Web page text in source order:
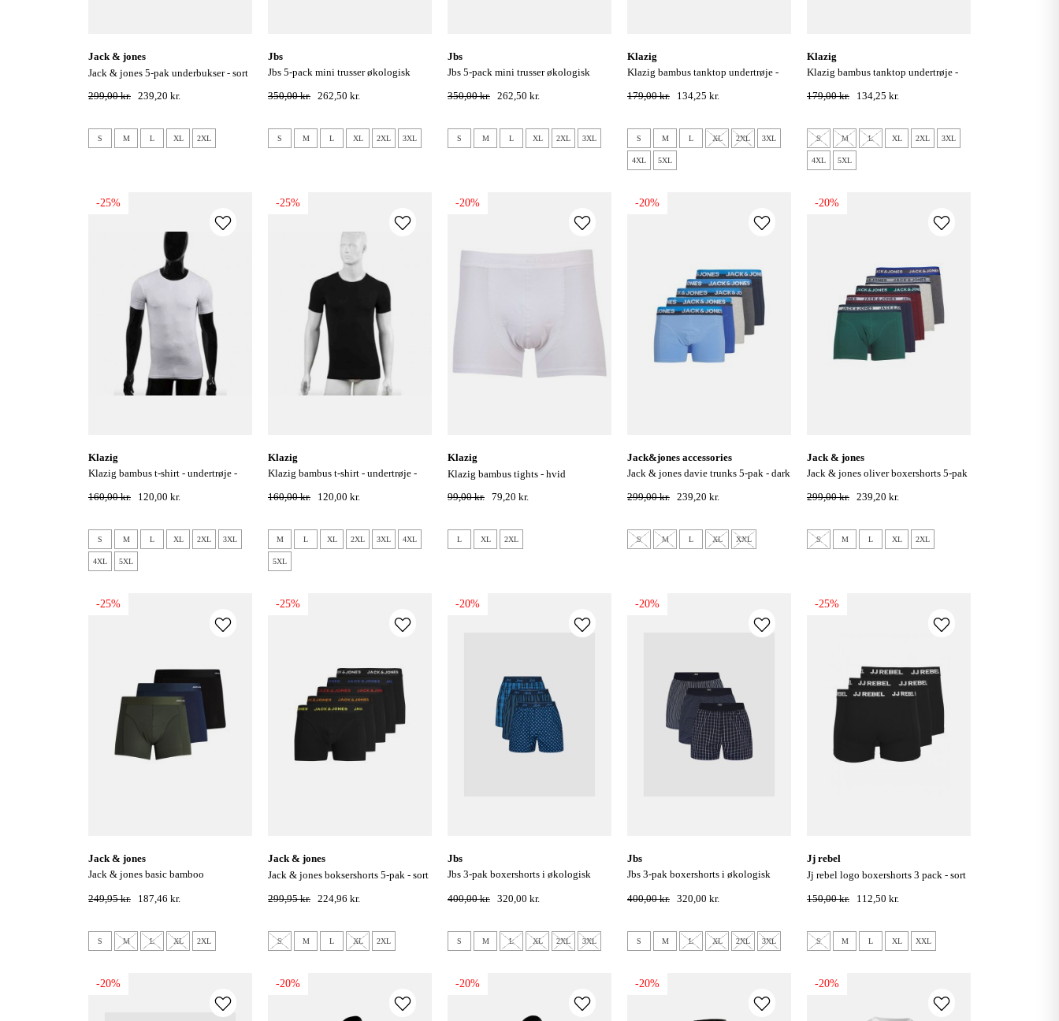
jack & jones
jack & jones 5-pak underbukser - sort
299,00 kr. 239,20 kr.
S M L XL 2XL
jbs
jbs 5-pack mini trusser økologisk
350,00 kr. 262,50 kr.
S M L XL 2XL 3XL
jbs
jbs 5-pack mini trusser økologisk
350,00 kr. 262,50 kr.
S M L XL 2XL 3XL
klazig
klazig bambus tanktop undertrøje -
179,00 kr. 134,25 kr.
S M L XL 2XL 3XL
4XL 5XL
klazig
klazig bambus tanktop undertrøje -
179,00 kr. 134,25 kr.
S M L XL 2XL 3XL
4XL 5XL
-25%
klazig
klazig bambus t-shirt - undertrøje -
160,00 kr. 120,00 kr.
S M L XL 2XL 3XL
4XL 5XL
-25%
klazig
klazig bambus t-shirt - undertrøje -
160,00 kr. 120,00 kr.
M L XL 2XL 3XL 4XL
5XL
-20%
klazig
klazig bambus tights - hvid
99,00 kr. 79,20 kr.
L XL 2XL
-20%
jack&jones accessories
jack & jones davie trunks 5-pak - dark
299,00 kr. 239,20 kr.
S M L XL XXL
-20%
jack & jones
jack & jones oliver boxershorts 5-pak
299,00 kr. 239,20 kr.
S M L XL 2XL
-25%
jack & jones
jack & jones basic bamboo
249,95 kr. 187,46 kr.
S M L XL 2XL
-25%
jack & jones
jack & jones boksershorts 5-pak - sort
299,95 kr. 224,96 kr.
S M L XL 2XL
-20%
jbs
jbs 3-pak boxershorts i økologisk
400,00 kr. 320,00 kr.
S M L XL 2XL 3XL
-20%
jbs
jbs 3-pak boxershorts i økologisk
400,00 kr. 320,00 kr.
S M L XL 2XL 3XL
-25%
jj rebel
jj rebel logo boxershorts 3 pack - sort
150,00 kr.
112,50 kr.
S M L XL XXL
-20% -20% -20% -20% -20%